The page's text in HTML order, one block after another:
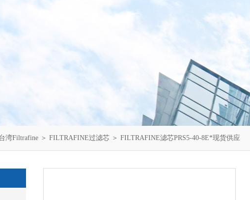
湾Filtrafine ＞ FILTRAFINE过滤芯 ＞ FILTRAFINE滤芯PRS5-40-8E*现货供应